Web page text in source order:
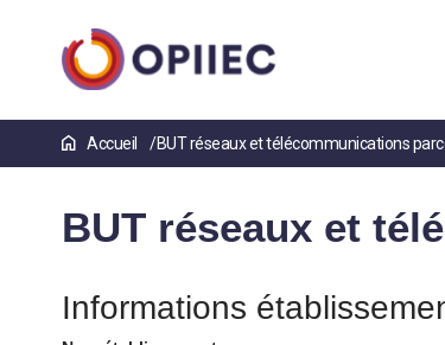
contenu
Accueil BUT réseaux et télécommunications
BUT réseaux et
Informations